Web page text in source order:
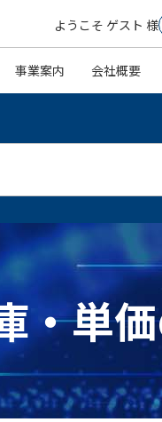
ようこそ ゲスト 様
事業案内 会社概要
・単